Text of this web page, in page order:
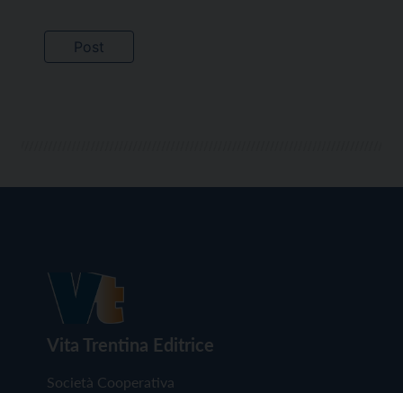
Vita Trentina Editrice
Società Cooperativa